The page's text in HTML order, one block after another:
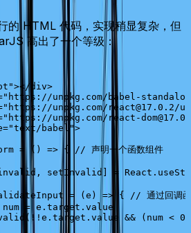
的 HTML 代码，实现稍显复杂，但
高出了一个等级：
></ div>
"https://unpkg.com/babel-
"https://unpkg.com/react@17.0.2/
"https://unpkg.com/react-
="text/babel">
= () => { // 声明一个函数组件
, setInvalid ] = React .
= (e ) => {
// 通过回调函
num = e . target . value
( !! e . target . value && ( num < 0